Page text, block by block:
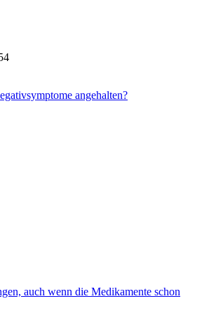
angehalten?
auch wenn die Medikamente schon